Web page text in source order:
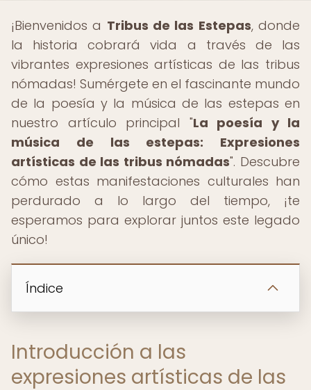
¡Bienvenidos a Tribus de las Estepas, donde
la historia cobrará vida a través de las
vibrantes expresiones artísticas de las tribus
nómadas! Sumérgete en el fascinante mundo
de la poesía y la música de las estepas en
nuestro artículo principal "La poesía y la
música de las estepas: Expresiones
artísticas de las tribus nómadas". Descubre
cómo estas manifestaciones culturales han
perdurado a lo largo del tiempo, ¡te
esperamos para explorar juntos este legado
único!
Índice
Introducción a las
expresiones artísticas de las